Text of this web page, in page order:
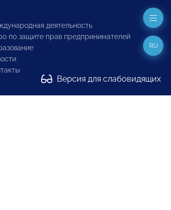
деятельность
по защите прав предпринимателей
Версия для слабовидящих
RU